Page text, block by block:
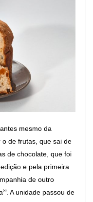
mesmo da
de frutas, que sai de
de chocolate, que foi
e pela primeira
de outro
®. A unidade passou de